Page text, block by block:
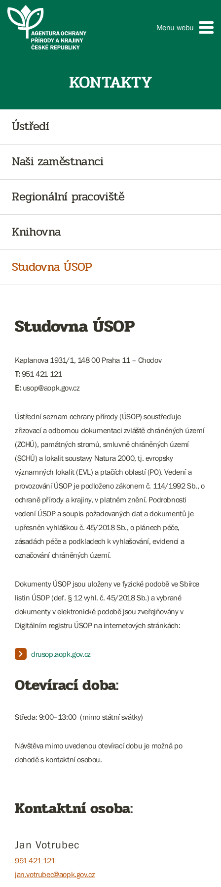
Menu webu
KONTAKTY
Ústředí
Naši zaměstnanci
Regionální pracoviště
Knihovna
Studovna ÚSOP
Studovna ÚSOP
Kaplanova 1931/1, 148 00 Praha 11 – Chodov
T:951 421 121
E:usop@aopk.gov.cz
Ústřední seznam ochrany přírody (ÚSOP) soustřeďuje
zřizovací a odbornou dokumentaci zvláště chráněných území
(ZCHÚ), památných stromů, smluvně chráněných území
(SCHÚ) a lokalit soustavy Natura 2000, tj. evropsky
významných lokalit (EVL) a ptačích oblastí (PO). Vedení a
provozování ÚSOP je podloženo zákonem č. 114/1992 Sb., o
ochraně přírody a krajiny, v platném znění. Podrobnosti
vedení ÚSOP a soupis požadovaných dat a dokumentů je
upřesněn vyhláškou č. 45/2018 Sb., o plánech péče,
zásadách péče a podkladech k vyhlašování, evidenci a
označování chráněných území.
Dokumenty ÚSOP jsou uloženy ve fyzické podobě ve Sbírce
listin ÚSOP (def. § 12 vyhl. č. 45/2018 Sb.) a vybrané
dokumenty v elektronické podobě jsou zveřejňovány v
Digitálním registru ÚSOP na internetových stránkách:
drusop.aopk.gov.cz
Otevírací doba:
Středa: 9:00–13:00 (mimo státní svátky)
Návštěva mimo uvedenou otevírací dobu je možná po
dohodě s kontaktní osobou.
Kontaktní osoba:
Jan Votrubec
951 421 121
jan.votrubec@aopk.gov.cz